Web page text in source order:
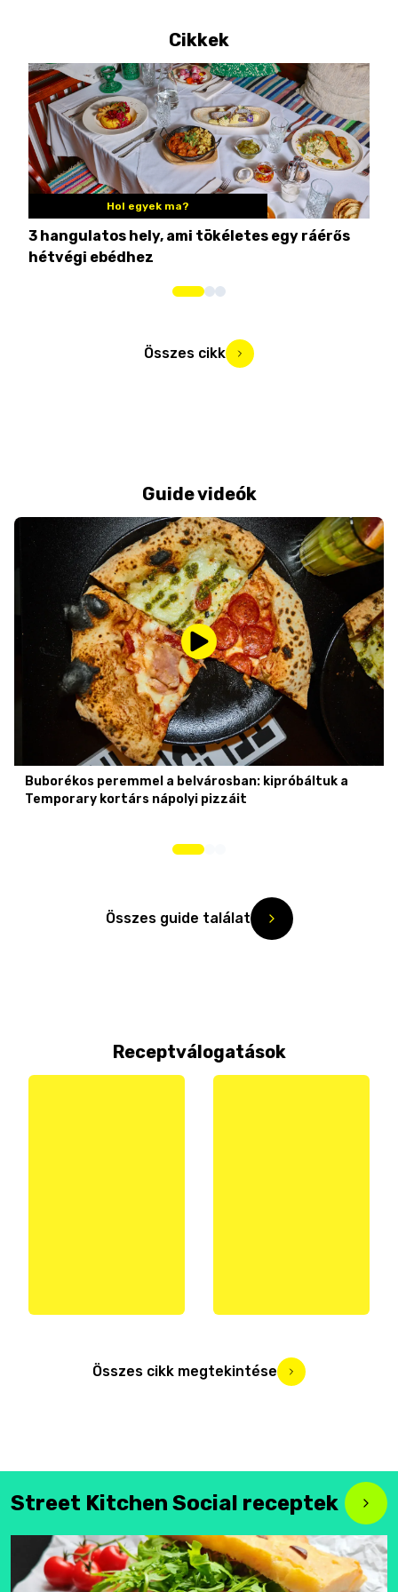
Cikkek
Hol egyek ma?
3 hangulatos hely, ami tökéletes egy ráérős
hétvégi ebédhez
Összes cikk
Guide videók
Buborékos peremmel a belvárosban: kipróbáltuk a
Temporary kortárs nápolyi pizzáit
Összes guide találat
Receptválogatások
Összes cikk megtekintése
Street Kitchen Social receptek